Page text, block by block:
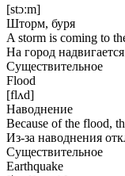
[stɔːm]
Шторм, буря
A storm is coming to
На город
Существительное
Flood
[flʌd]
Наводнение
Because of the flood,
Из-за наводнения
Существительное
Earthquake